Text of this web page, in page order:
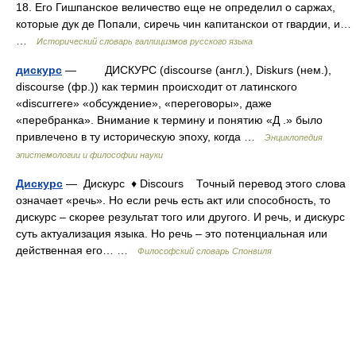
18. Его Гишпанское величество еще не определил о саржах,
которые дук де Попали, сиречь чин капитанскои от гвардии, и…
Исторический словарь галлицизмов русского языка
дискурс — ДИСКУРС (discourse (англ.), Diskurs (нем.),
discourse (фр.)) как термин происходит от латинского
«discurrere» «обсуждение», «переговоры», даже
«перебранка». Внимание к термину и понятию «Д .» было
привлечено в ту историческую эпоху, когда …
Энциклопедия
эпистемологии и философии науки
Дискурс — Дискурс ♦ Discours Точный перевод этого слова
означает «речь». Но если речь есть акт или способность, то
дискурс – скорее результат того или другого. И речь, и дискурс
суть актуализация языка. Но речь – это потенциальная или
действенная его… …
Философский словарь Спонвиля